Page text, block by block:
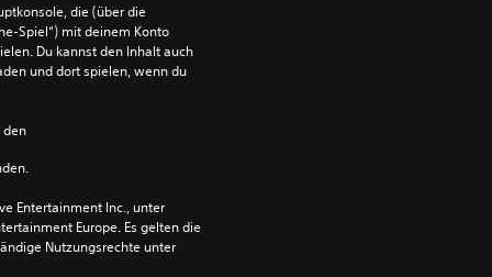
die (über die
Spiel“) mit deinem Konto
Du kannst den Inhalt auch
und dort spielen, wenn du
den
Entertainment Inc., unter
Europe. Es gelten die
Nutzungsrechte unter